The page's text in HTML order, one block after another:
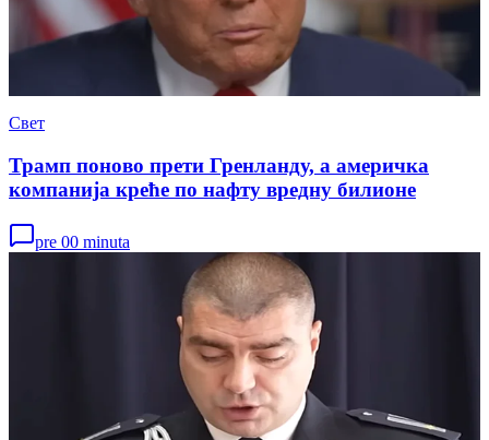
Свет
Трамп поново прети Гренланду, а америчка
компанија креће по нафту вредну билионе
pre 00 minuta